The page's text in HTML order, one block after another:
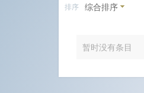
排序 综合排序
暂时没有条目